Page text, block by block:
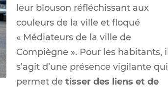
leur blouson réfléchissant aux
couleurs de la ville et floqué
« Médiateurs de la ville de
Compiègne ». Pour les habitants, il
s’agit d’une présence vigilante qui
permet de tisser des liens et de